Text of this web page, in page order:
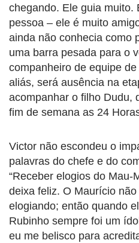
chegando. Ele guia muito.
pessoa – ele é muito
ainda não conhecia como
uma barra pesada para o
companheiro de equipe
aliás, será ausência na
acompanhar o filho Dudu,
fim de semana as 24
Victor não escondeu o
palavras do chefe e do
“Receber elogios do Mau-
deixa feliz. O Maurício
elogiando; então quando
Rubinho sempre foi um
eu me belisco para